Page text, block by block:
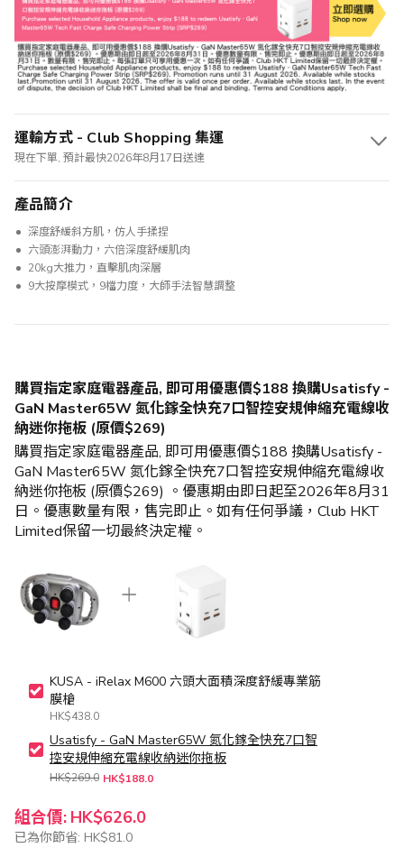
運輸方式 - Club Shopping 集運
現在下單, 預計最快2026年8月17日送達
產品簡介
深度舒緩斜方肌，仿人手揉捏
六頭澎湃動力，六倍深度舒緩肌肉
20kg大推力，直擊肌肉深層
9大按摩模式，9檔力度，大師手法智慧調整
購買指定家庭電器產品, 即可用優惠價$188 換購Usatisfy -
GaN Master65W 氮化鎵全快充7口智控安規伸縮充電線收
納迷你拖板 (原價$269)
購買指定家庭電器產品, 即可用優惠價$188 換購Usatisfy -
GaN Master65W 氮化鎵全快充7口智控安規伸縮充電線收
納迷你拖板 (原價$269) 。優惠期由即日起至2026年8月31
日。優惠數量有限，售完即止。如有任何爭議，Club HKT
Limited保留一切最終決定權。
組合價: HK$626.0
已為你節省: HK$81.0
KUSA - iRelax M600 六頭大面積深度舒緩專業筋
膜槍
HK$438.0
Usatisfy - GaN Master65W 氮化鎵全快充7口智
控安規伸縮充電線收納迷你拖板
HK$269.0 HK$188.0